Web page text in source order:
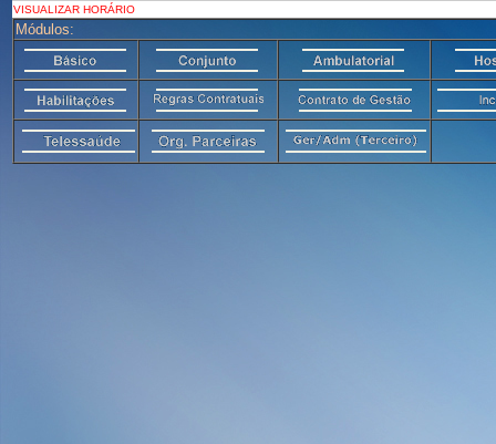
VISUALIZAR HORÁRIO
Módulos: